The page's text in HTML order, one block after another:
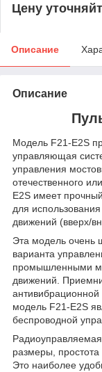
Цену
Описание
Описание
Модель F21-E2S
управляющая
управления
отечественного
E2S имеет
для
движений (вверх/
Эта модель очень
варианта
промышленными
движений.
модель F21-E2S
беспроводной
размеры, простота
Это наиболее